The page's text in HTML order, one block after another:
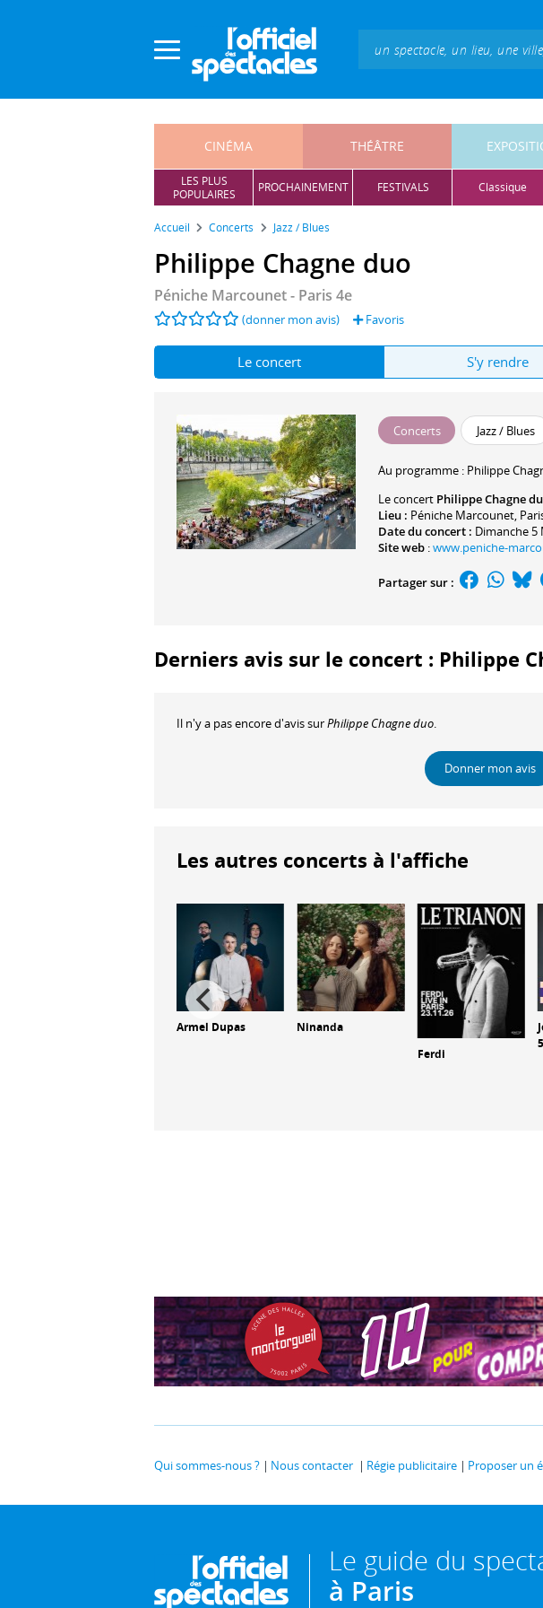
CINÉMA THÉÂTRE
LES PLUS
POPULAIRES
PROCHAINEMENT FESTIVALS classique
Accueil Concerts Jazz / Blues
Philippe Chagne duo
Péniche Marcounet- Paris 4e
(donner mon avis) Favoris
Le concert S'y rendre
Concerts Jazz / Blues
Au programme : Philippe
Le concert Philippe Chagne
Lieu : Péniche Marcounet,
Date du concert : Dimanche 5
Site web :www.peniche-
Partager sur :
Derniers avis sur le concert : Philippe
Il n'y a pas encore d'avis surPhilippe Chagne duo.
Donner mon avis
Les autres concerts à l'affiche
Armel Dupas
Ninanda
Ferdi
Qui sommes-nous ? Nous contacter Régie publicitaire Proposer un
Le guide du
à Paris